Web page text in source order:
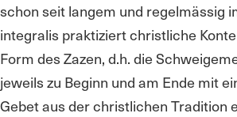
schon seit langem und regelmässig
integralis praktiziert christliche
Form des Zazen, d.h. die
jeweils zu Beginn und am Ende mit
Gebet aus der christlichen Tradition